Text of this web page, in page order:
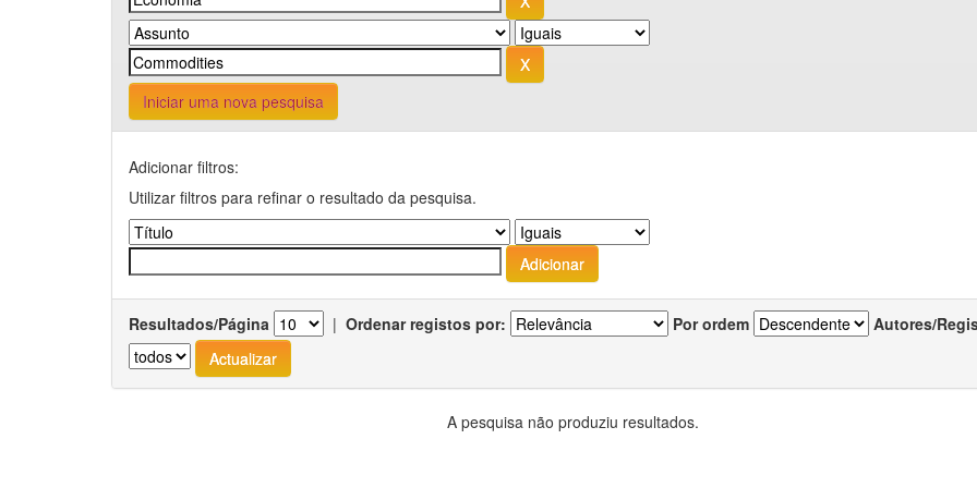
Iniciar uma nova pesquisa
Adicionar filtros:
Utilizar filtros para refinar o resultado da pesquisa.
Resultados/Página | Ordenar registos por: Por ordem Autores/
A pesquisa não produziu resultados.